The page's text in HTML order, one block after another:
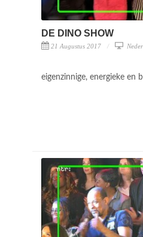
DE DINO SHOW
21 Augustus 2017
eigenzinnige, energieke en